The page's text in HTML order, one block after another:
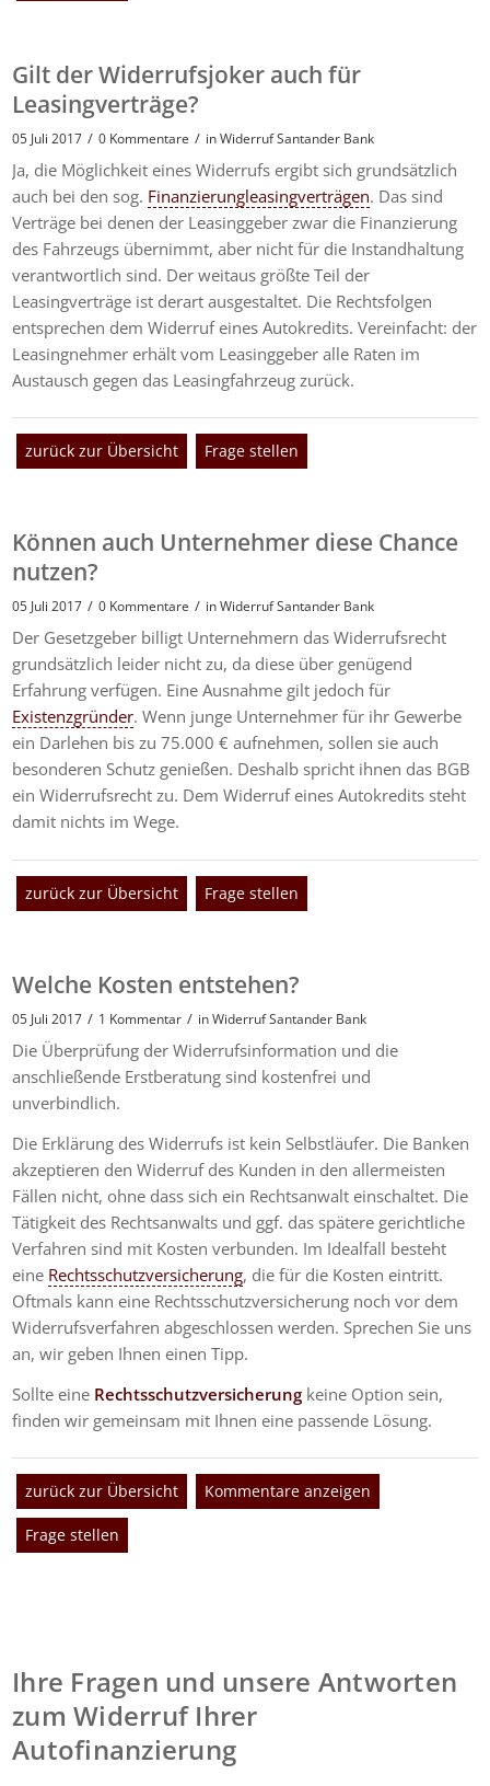
Gilt der Widerrufsjoker auch für
Leasingverträge?
05 Juli 2017 / 0 Kommentare / inWiderruf Santander Bank
Ja, die Möglichkeit eines Widerrufs ergibt sich grundsätzlich
auch bei den sog. Finanzierungleasingverträgen. Das sind
Verträge bei denen der Leasinggeber zwar die Finanzierung
des Fahrzeugs übernimmt, aber nicht für die Instandhaltung
verantwortlich sind. Der weitaus größte Teil der
Leasingverträge ist derart ausgestaltet. Die Rechtsfolgen
entsprechen dem Widerruf eines Autokredits. Vereinfacht: der
Leasingnehmer erhält vom Leasinggeber alle Raten im
Austausch gegen das Leasingfahrzeug zurück.
zurück zur Übersicht Frage stellen
Können auch Unternehmer diese Chance
nutzen?
05 Juli 2017 / 0 Kommentare / inWiderruf Santander Bank
Der Gesetzgeber billigt Unternehmern das Widerrufsrecht
grundsätzlich leider nicht zu, da diese über genügend
Erfahrung verfügen. Eine Ausnahme gilt jedoch für
Existenzgründer. Wenn junge Unternehmer für ihr Gewerbe
ein Darlehen bis zu 75.000 € aufnehmen, sollen sie auch
besonderen Schutz genießen. Deshalb spricht ihnen das BGB
ein Widerrufsrecht zu. Dem Widerruf eines Autokredits steht
damit nichts im Wege.
zurück zur Übersicht Frage stellen
Welche Kosten entstehen?
05 Juli 2017 / 1 Kommentar / inWiderruf Santander Bank
Die Überprüfung der Widerrufsinformation und die
anschließende Erstberatung sind kostenfrei und
unverbindlich.
Die Erklärung des Widerrufs ist kein Selbstläufer. Die Banken
akzeptieren den Widerruf des Kunden in den allermeisten
Fällen nicht, ohne dass sich ein Rechtsanwalt einschaltet. Die
Tätigkeit des Rechtsanwalts und ggf. das spätere gerichtliche
Verfahren sind mit Kosten verbunden. Im Idealfall besteht
eine Rechtsschutzversicherung, die für die Kosten eintritt.
Oftmals kann eine Rechtsschutzversicherung noch vor dem
Widerrufsverfahren abgeschlossen werden. Sprechen Sie uns
an, wir geben Ihnen einen Tipp.
Sollte eine Rechtsschutzversicherung keine Option sein,
finden wir gemeinsam mit Ihnen eine passende Lösung.
zurück zur Übersicht Kommentare anzeigen
Frage stellen
Ihre Fragen und unsere Antworten
zum Widerruf Ihrer
Autofinanzierung